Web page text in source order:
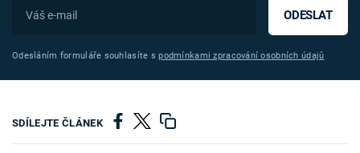
ODESLAT
Odesláním formuláře souhlasíte spodmínkami zpracování osobních údajů
SDÍLEJTE ČLÁNEK